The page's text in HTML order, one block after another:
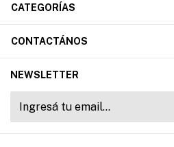
CATEGORÍAS
CONTACTÁNOS
NEWSLETTER